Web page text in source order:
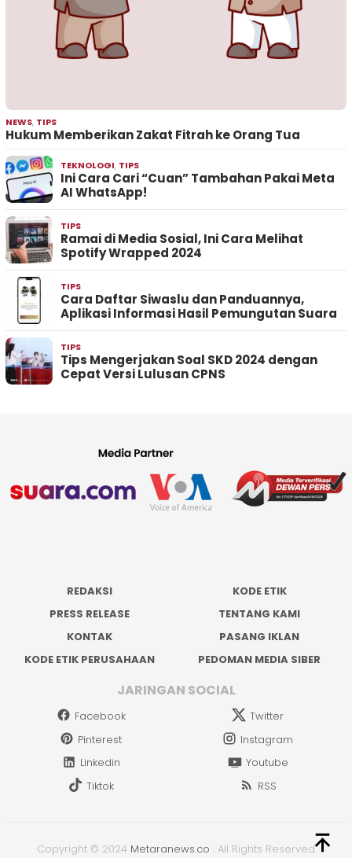
NEWS, TIPS
Hukum Memberikan Zakat Fitrah ke Orang Tua
TEKNOLOGI, TIPS
Ini Cara Cari “Cuan” Tambahan Pakai Meta
AI WhatsApp!
TIPS
Ramai di Media Sosial, Ini Cara Melihat
Spotify Wrapped 2024
TIPS
Cara Daftar Siwaslu dan Panduannya,
Aplikasi Informasi Hasil Pemungutan Suara
TIPS
Tips Mengerjakan Soal SKD 2024 dengan
Cepat Versi Lulusan CPNS
REDAKSI
KODE ETIK
PRESS RELEASE
TENTANG KAMI
KONTAK
PASANG IKLAN
KODE ETIK PERUSAHAAN
PEDOMAN MEDIA SIBER
JARINGAN SOCIAL
Facebook
Twitter
Pinterest
Instagram
Linkedin
Youtube
Tiktok
RSS
Copyright © 2024 Metaranews.co . All Rights Reserved